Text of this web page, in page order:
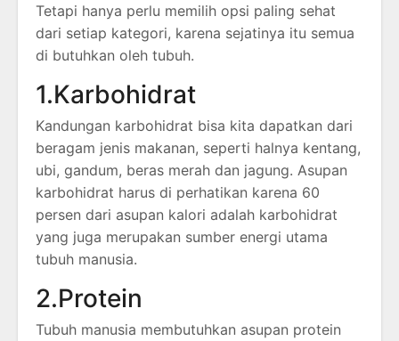
Tetapi hanya perlu memilih opsi paling sehat
dari setiap kategori, karena sejatinya itu semua
di butuhkan oleh tubuh.
1.Karbohidrat
Kandungan karbohidrat bisa kita dapatkan dari
beragam jenis makanan, seperti halnya kentang,
ubi, gandum, beras merah dan jagung. Asupan
karbohidrat harus di perhatikan karena 60
persen dari asupan kalori adalah karbohidrat
yang juga merupakan sumber energi utama
tubuh manusia.
2.Protein
Tubuh manusia membutuhkan asupan protein